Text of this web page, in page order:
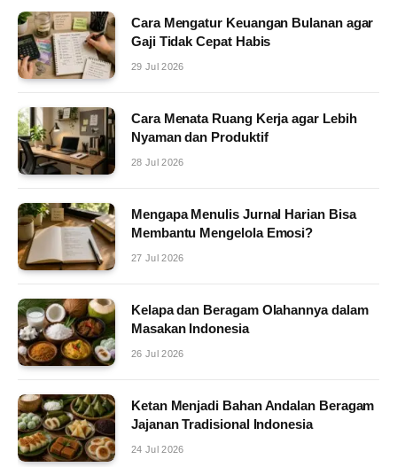
Cara Mengatur Keuangan Bulanan agar
Gaji Tidak Cepat Habis
29 Jul 2026
Cara Menata Ruang Kerja agar Lebih
Nyaman dan Produktif
28 Jul 2026
Mengapa Menulis Jurnal Harian Bisa
Membantu Mengelola Emosi?
27 Jul 2026
Kelapa dan Beragam Olahannya dalam
Masakan Indonesia
26 Jul 2026
Ketan Menjadi Bahan Andalan Beragam
Jajanan Tradisional Indonesia
24 Jul 2026